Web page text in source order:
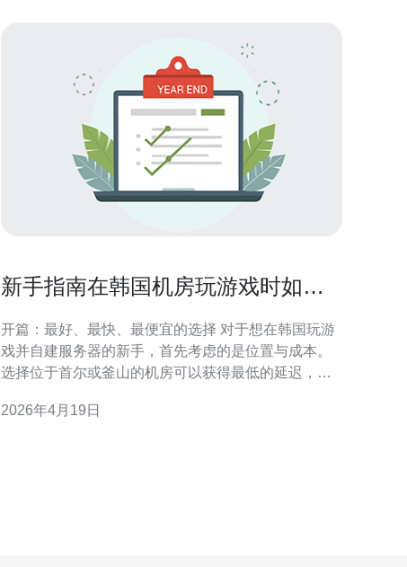
新手指南在韩国机房玩游戏时如何
开篇：最好、最快、最便宜的选择 对于想在韩国玩游
戏并自建服务器的新手，首先考虑的是位置与成本。
选择位于首尔或釜山的机房可以获得最低的延迟，而
（如Naver Cloud、Kakao Cloud、AWS Seoul的t系
2026年4月19日